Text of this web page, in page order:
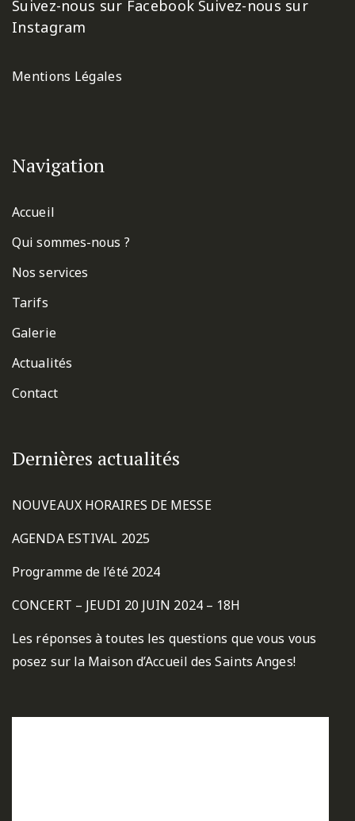
Suivez-nous sur Facebook Suivez-nous sur
Instagram
Mentions Légales
Navigation
Accueil
Qui sommes-nous ?
Nos services
Tarifs
Galerie
Actualités
Contact
Dernières actualités
NOUVEAUX HORAIRES DE MESSE
AGENDA ESTIVAL 2025
Programme de l’été 2024
CONCERT – JEUDI 20 JUIN 2024 – 18H
Les réponses à toutes les questions que vous vous
posez sur la Maison d’Accueil des Saints Anges!